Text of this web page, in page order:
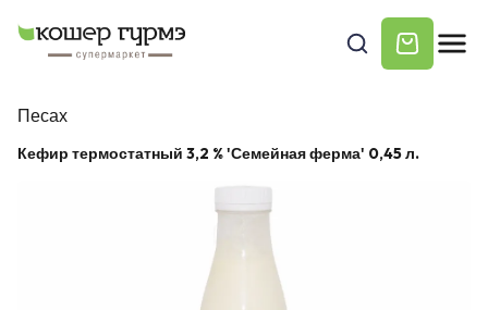
Песах
Кефир термостатный 3,2 % 'Семейная ферма' 0,45 л.